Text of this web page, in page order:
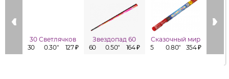
Выбрать город
От выбранного города зависит
отображаемый ассортимент,
цены, наличие и условия
доставки
30 Светлячков
30
0.30" 127 ₽
Звездопад 60
60
0.50" 164 ₽
Сказочный мир
5
0.80" 354 ₽